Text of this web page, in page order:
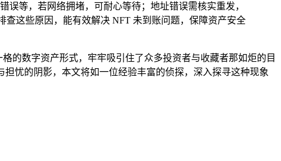
误等，若网络拥堵，可耐心等待；地址错误需核实重发，
查这些原因，能有效解决 NFT 未到账问题，保障资产安全
的数字资产形式，牢牢吸引住了众多投资者与收藏者那如炬的目
忧的阴影，本文将如一位经验丰富的侦探，深入探寻这种现象